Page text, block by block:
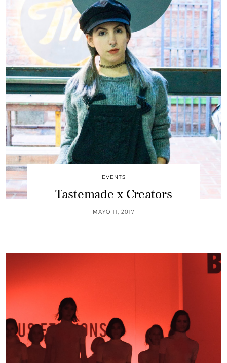
EVENTS
Tastemade x Creators
MAYO 11, 2017